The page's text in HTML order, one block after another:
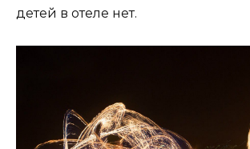
детей в отеле нет.